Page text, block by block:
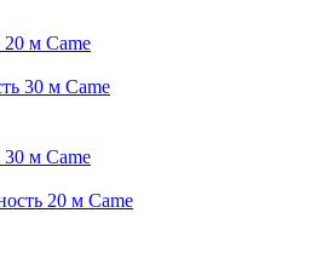
м Came
м Came